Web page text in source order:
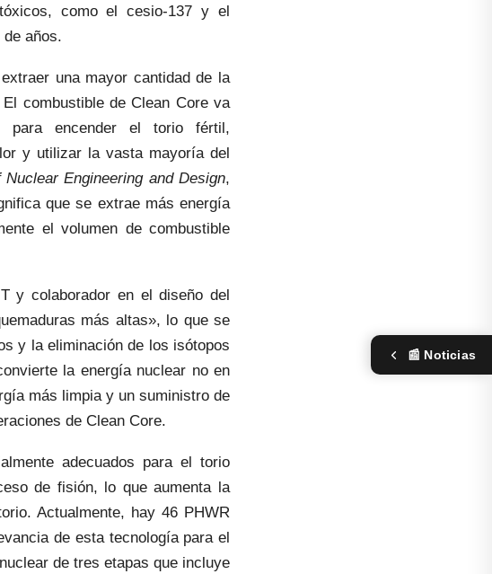
como el cesio-137 y el
años.
una mayor cantidad de la
combustible de Clean Core va
para encender el torio fértil,
y utilizar la vasta mayoría del
Nuclear Engineering and Design,
que se extrae más energía
el volumen de combustible
y colaborador en el diseño del
más altas», lo que se
y la eliminación de los isótopos
la energía nuclear no en
más limpia y un suministro de
de Clean Core.
adecuados para el torio
de fisión, lo que aumenta la
Actualmente, hay 46 PHWR
de esta tecnología para el
de tres etapas que incluye
📰 Noticias